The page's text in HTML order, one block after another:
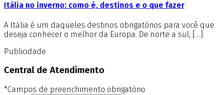
Itália no inverno: como é, destinos e o que fazer
A Itália é um daqueles destinos obrigatórios para você que
deseja conhecer o melhor da Europa. De norte a sul, […]
Publicidade
Central de Atendimento
*Campos de preenchimento obrigatório